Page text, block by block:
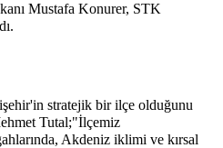
Mustafa Konurer, STK
stratejik bir ilçe olduğunu
Tutal;"İlçemiz
Akdeniz iklimi ve kırsal